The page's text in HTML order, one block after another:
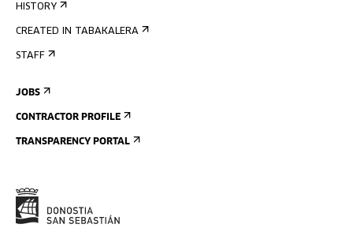
HISTORY
CREATED IN TABAKALERA
STAFF
JOBS
CONTRACTOR PROFILE
TRANSPARENCY PORTAL